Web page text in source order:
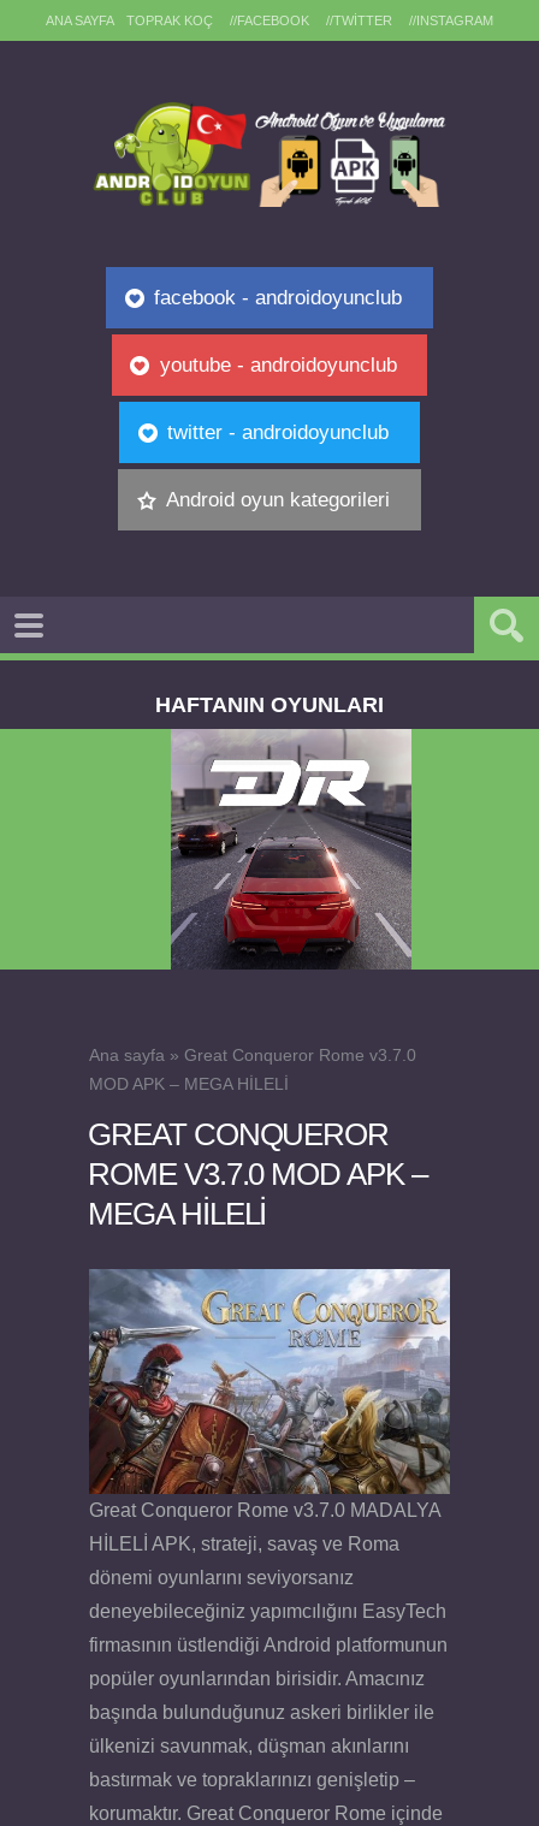
ANA SAYFA TOPRAK KOÇ //FACEBOOK //TWITTER //INSTAGRAM
facebook - androidoyunclub
youtube - androidoyunclub
twitter - androidoyunclub
Android oyun kategorileri
HAFTANIN OYUNLARI
Felix the Reaper v1.25 FULL APK
Ana sayfa » Great Conqueror Rome v3.7.0
MOD APK – MEGA HİLELİ
GREAT CONQUEROR
ROME V3.7.0 MOD APK –
MEGA HİLELİ
Great Conqueror Rome v3.7.0 MADALYA
HİLELİ APK, strateji, savaş ve Roma
dönemi oyunlarını seviyorsanız
deneyebileceğiniz yapımcılığını EasyTech
firmasının üstlendiği Android platformunun
popüler oyunlarından birisidir. Amacınız
başında bulunduğunuz askeri birlikler ile
ülkenizi savunmak, düşman akınlarını
bastırmak ve topraklarınızı genişletip –
korumaktır. Great Conqueror Rome içinde